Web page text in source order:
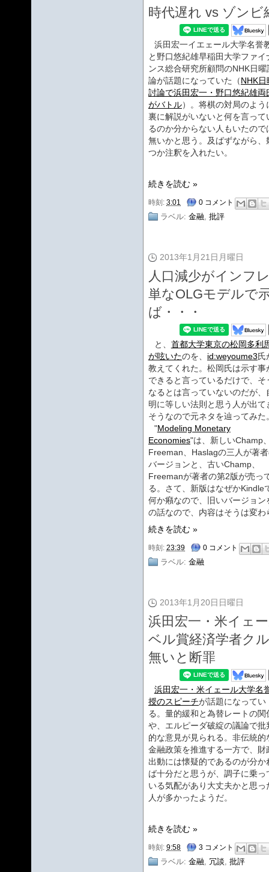
時代遅れ vs ゾンビ
浜田宏一イエェール大学名誉
と野口悠紀雄早稲田大学ファイ
ンス総合研究所顧問のNHK日曜
論が話題になっていた（NHK日
討論で浜田宏一・野口悠紀雄両
がバトル）。将棋の対局のよう
裏に解説がいないと何を言って
るのか分からない人もいたので
無いかと思う。及ばずながら、
つか注釈を入れたい。
続きを読む »
時刻: 3:01 0 コメント
ラベル: 金融, 批評
2013年1月21日月曜日
人口減少がインフ
単なOLGモデルで
ば・・・
と、 首都大学東京の松岡多利
が呟いたのを、 id:weyoume3氏
教えてくれた。松岡氏は示す事
できると言っているだけで、そ
なるとは言っていないのだが、
明に等しい法則と思う人が出て
そうなので元ネタを辿ってみた
"Modeling Monetary
Economies"は、新しいChamp
Freeman、Haslagの三人が著
バージョンと、古いChamp、
Freemanが著者の第2版が売っ
る。さて、新版はなぜかKindle
何か癪なので、旧いバージョ
の話なので、内容はそうは変わ
続きを読む »
時刻: 23:39 0 コメント
ラベル: 金融
2013年1月20日日曜日
浜田宏一・米イェ
ベル賞経済学者ク
無いと断罪
浜田宏一・米イェール大学名
授のスピーチが話題になってい
る。量的緩和と為替レートの関
や、エルピーダ破綻の議論で批
的な意見が見られる。非伝統的
金融政策を推進する一方で、財
出動には懐疑的であるのが分か
ば十分だと思うが、調子に乗っ
いる気配があり大丈夫かと思っ
人が多かったようだ。
続きを読む »
時刻: 9:58 3 コメント
ラベル: 金融 冗談 批評